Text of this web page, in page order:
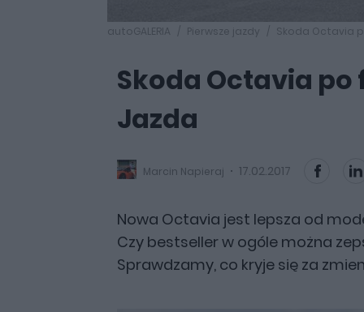
autoGALERIA Pierwsze jazdy Skoda Octavia
Skoda Octavia
Jazda
Marcin Napieraj 17.02.2017
Nowa Octavia jest lepsza od
Czy bestseller w ogóle można
Sprawdzamy, co kryje się za